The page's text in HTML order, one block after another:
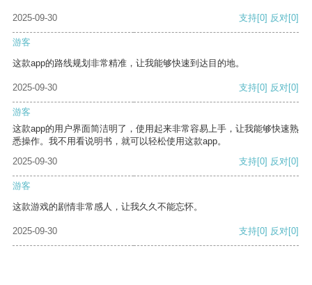
2025-09-30 支持[0] 反对[0]
游客
这款app的路线规划非常精准，让我能够快速到达目的地。
2025-09-30 支持[0] 反对[0]
游客
这款app的用户界面简洁明了，使用起来非常容易上手，让我能够快速熟
悉操作。我不用看说明书，就可以轻松使用这款app。
2025-09-30
支持[0] 反对[0]
游客
这款游戏的剧情非常感人，让我久久不能忘怀。
2025-09-30 支持[0] 反对[0]